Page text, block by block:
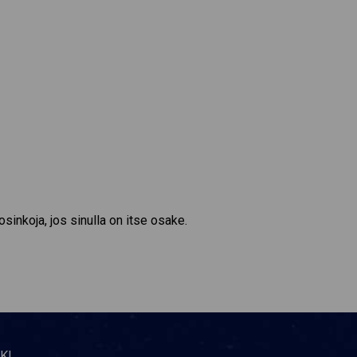
jos sinulla on itse osake.